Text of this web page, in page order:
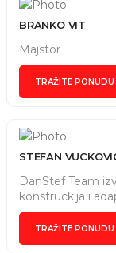
BRANKO VIT
Majstor
TRAŽITE PONUDU
STEFAN
DanStef Team
konstruckija i
TRAŽITE PONUDU